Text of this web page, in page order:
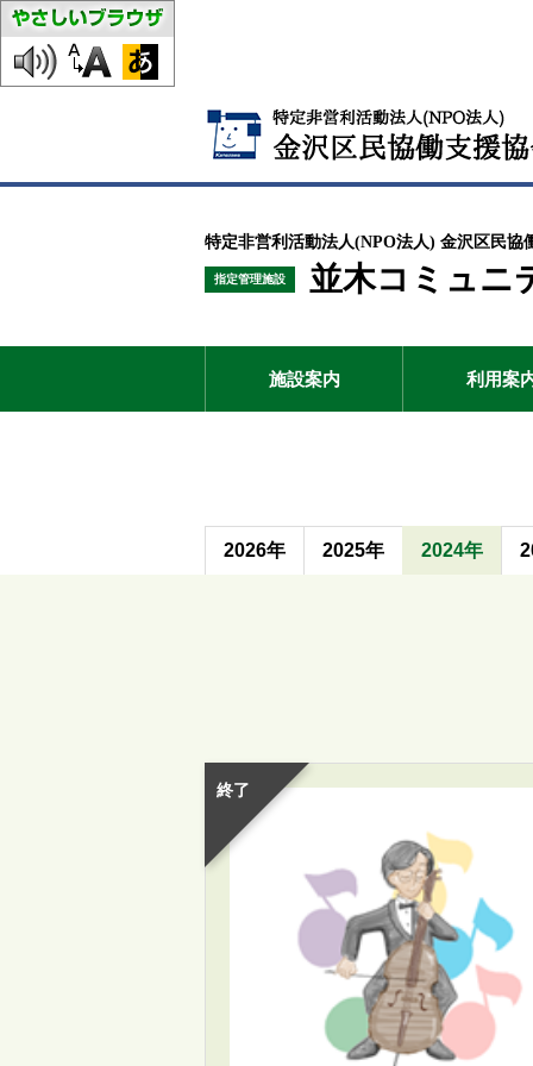
特定非営利活動法人(NPO法人) 金沢区民協
指定管理施設 並木コミュニ
施設案内 利用案
2026年 2025年 2024年
終了